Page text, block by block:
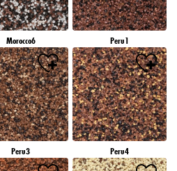
Morocco6 Peru1
Peru3 Peru4